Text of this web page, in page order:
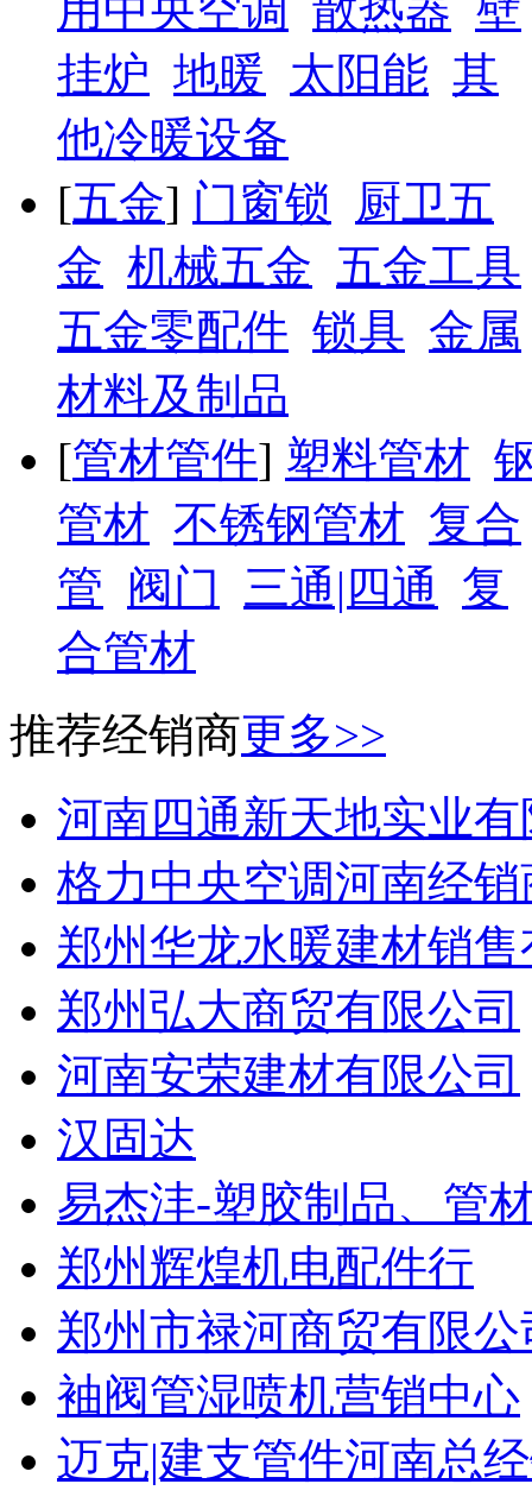
挂炉 地暖 太阳能 其
他冷暖设备
[五金] 门窗锁
厨卫五
金 机械五金 五金工具
五金零配件 锁具 金属
材料及制品
[管材管件] 塑料管材
管材 不锈钢管材 复合
管 阀门 三通|四通
复
合管材
推荐经销商更多>>
河南四通新天地实业
格力中央空调河南经销
郑州华龙水暖建材销
郑州弘大商贸有限公司
河南安荣建材有限公司
汉固达
易杰沣-塑胶制品、管
郑州辉煌机电配件行
郑州市禄河商贸有限公
袖阀管湿喷机营销中心
迈克|建支管件河南总